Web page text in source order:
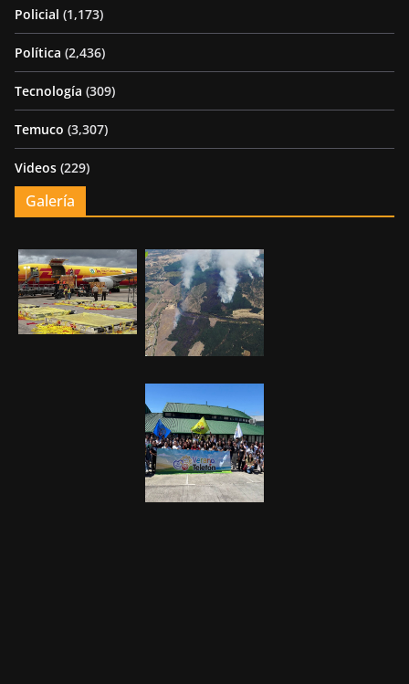
Policial (1,173)
Política (2,436)
Tecnología (309)
Temuco (3,307)
Videos (229)
Galería